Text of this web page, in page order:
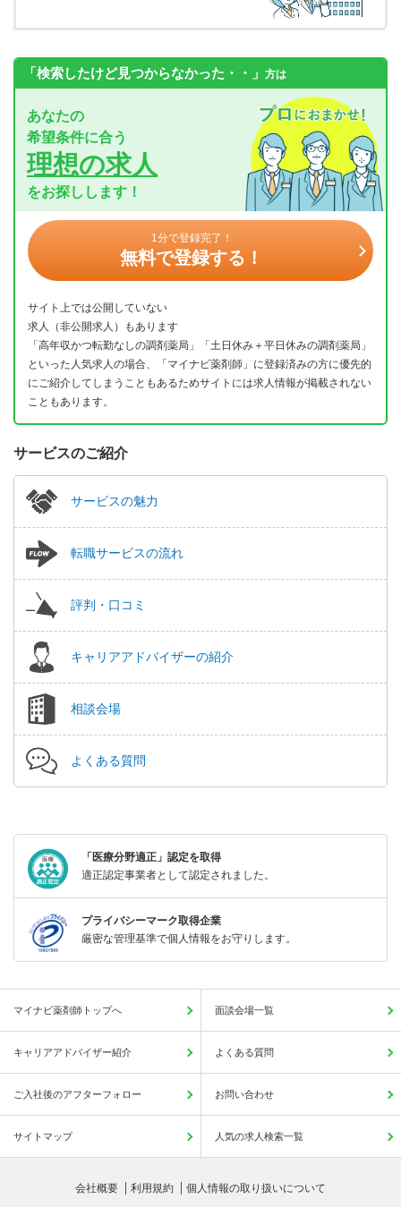
「検索したけど見つからなかった・・」 方は
あなたの
希望条件に合う
理想の求人
をお探しします！
1分で登録完了！
無料で登録する！
サイト上では公開していない
求人（非公開求人）もあります
「高年収かつ転勤なしの調剤薬局」「土日休み＋平日休みの調剤薬局」
といった人気求人の場合、「マイナビ薬剤師」に登録済みの方に優先的
にご紹介してしまうこともあるためサイトには求人情報が掲載されない
こともあります。
サービスのご紹介
サービスの魅力
転職サービスの流れ
評判・口コミ
キャリアアドバイザーの紹介
相談会場
よくある質問
「医療分野適正」認定を取得
適正認定事業者として認定されました。
プライバシーマーク取得企業
厳密な管理基準で個人情報をお守りします。
マイナビ薬剤師トップへ 面談会場一覧
キャリアアドバイザー紹介 よくある質問
ご入社後のアフターフォロー お問い合わせ
サイトマップ 人気の求人検索一覧
会社概要 利用規約 個人情報の取り扱いについて